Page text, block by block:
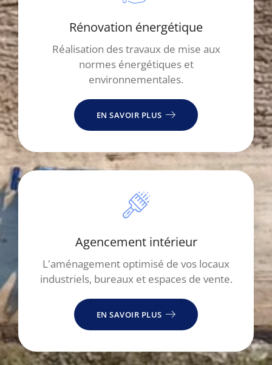
Rénovation énergétique
Réalisation des travaux de mise aux
normes énergétiques et
environnementales.
EN SAVOIR PLUS
Agencement intérieur
L'aménagement optimisé de vos locaux
industriels, bureaux et espaces de vente.
EN SAVOIR PLUS